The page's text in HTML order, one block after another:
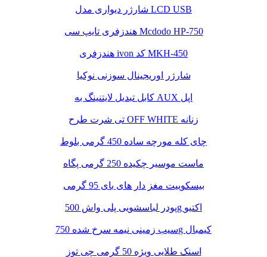
شارژر دیواری مدل LCD USB
هندزفری تایپ سی Mcdodo HP-750
هندزفری ivon کد MKH-450
شارژر اوریجینال سوزنی نوکیا
کابل تبدیل لایتنینگ به AUX اپل
تی شرت طرح OFF WHITE زنانه
چای کله مورچه ساده 450 گرمی بلوط
ماست موسیر چکیده 250 گرمی پگاه
بیسکوییت مغز دار های بای 95 گرمی
پودر لباسشویی پلی واش 500g اکتیو
سیب زمینی نیمه سرخ شده 750g کیمبال
اسنک طلایی ویژه 50 گرمی چی توز